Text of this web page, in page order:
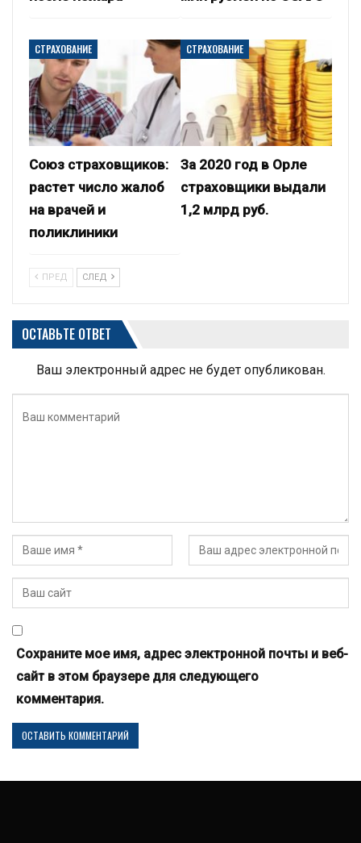
СТРАХОВАНИЕ
Союз страховщиков:
растет число жалоб
на врачей и
поликлиники
СТРАХОВАНИЕ
За 2020 год в Орле
страховщики выдали
1,2 млрд руб.
ПРЕД СЛЕД
ОСТАВЬТЕ ОТВЕТ
Ваш электронный адрес не будет опубликован.
Сохраните мое имя, адрес электронной почты и веб-
сайт в этом браузере для следующего
комментария.